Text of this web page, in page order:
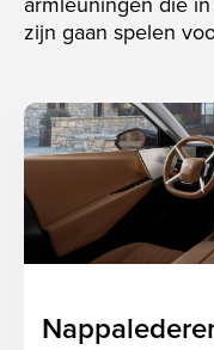
zijn gaan spelen